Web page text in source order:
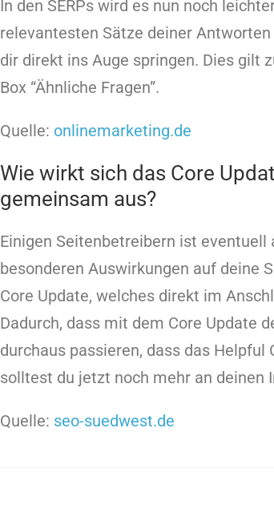
In den SERPs wird es nun noch
relevantesten Sätze deiner
dir direkt ins Auge springen. Dies gilt
Box “Ähnliche Fragen”.
Quelle: onlinemarketing.de
Wie wirkt sich das Core
gemeinsam aus?
Einigen Seitenbetreibern ist
besonderen Auswirkungen auf deine
Core Update, welches direkt im
Dadurch, dass mit dem Core Update
durchaus passieren, dass das
solltest du jetzt noch mehr an deinen
Quelle: seo-suedwest.de